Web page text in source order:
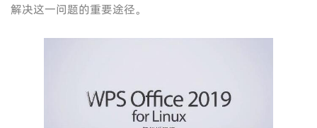
解决这一问题的重要途径。